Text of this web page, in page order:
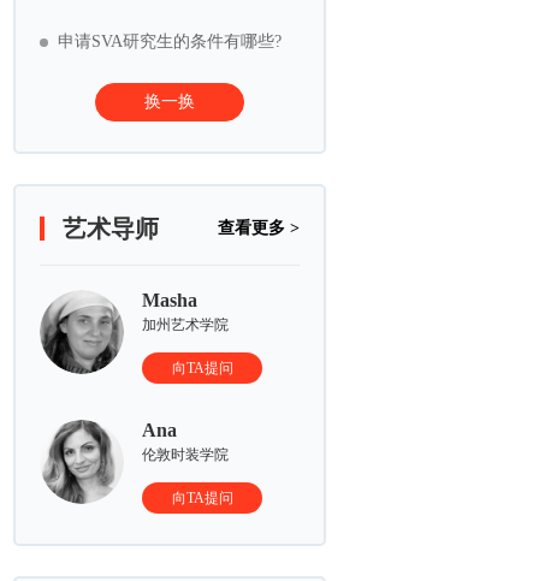
申请SVA研究生的条件有哪些?
换一换
查看更多 >
艺术导师
Masha
加州艺术学院
向TA提问
Ana
伦敦时装学院
向TA提问